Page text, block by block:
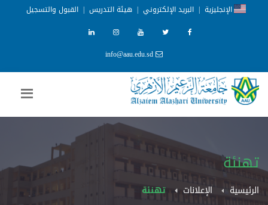
الإنجليزية | البريد الإلكتروني | هيئة التدريس | القبول والتسجيل
info@aau.edu.sd
تهنئة
الرئيسية الإعلانات تهنئة